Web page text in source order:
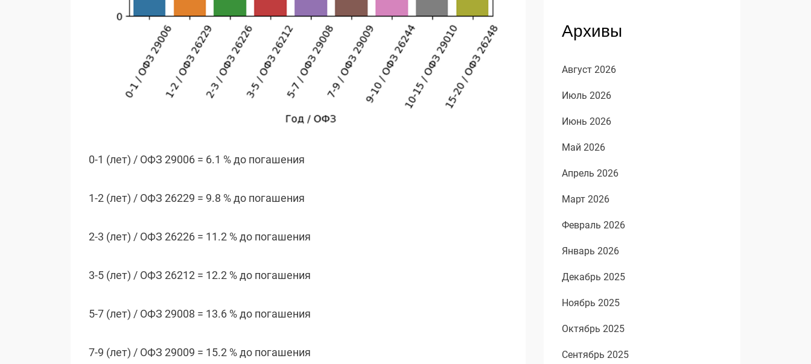
0-1 (лет) / ОФЗ 29006 = 6.1 % до погашения
1-2 (лет) / ОФЗ 26229 = 9.8 % до погашения
2-3 (лет) / ОФЗ 26226 = 11.2 % до погашения
3-5 (лет) / ОФЗ 26212 = 12.2 % до погашения
5-7 (лет) / ОФЗ 29008 = 13.6 % до погашения
7-9 (лет) / ОФЗ 29009 = 15.2 % до погашения
Архивы
Август 2026
Июль 2026
Июнь 2026
Май 2026
Апрель 2026
Март 2026
Февраль 2026
Январь 2026
Декабрь 2025
Ноябрь 2025
Октябрь 2025
Сентябрь 2025